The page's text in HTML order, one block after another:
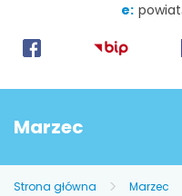
e:
Marzec
Strona główna Marzec